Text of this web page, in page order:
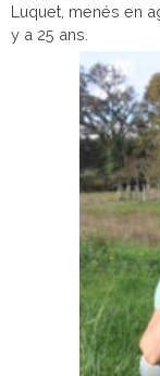
Luquet, menés en
y a 25 ans.